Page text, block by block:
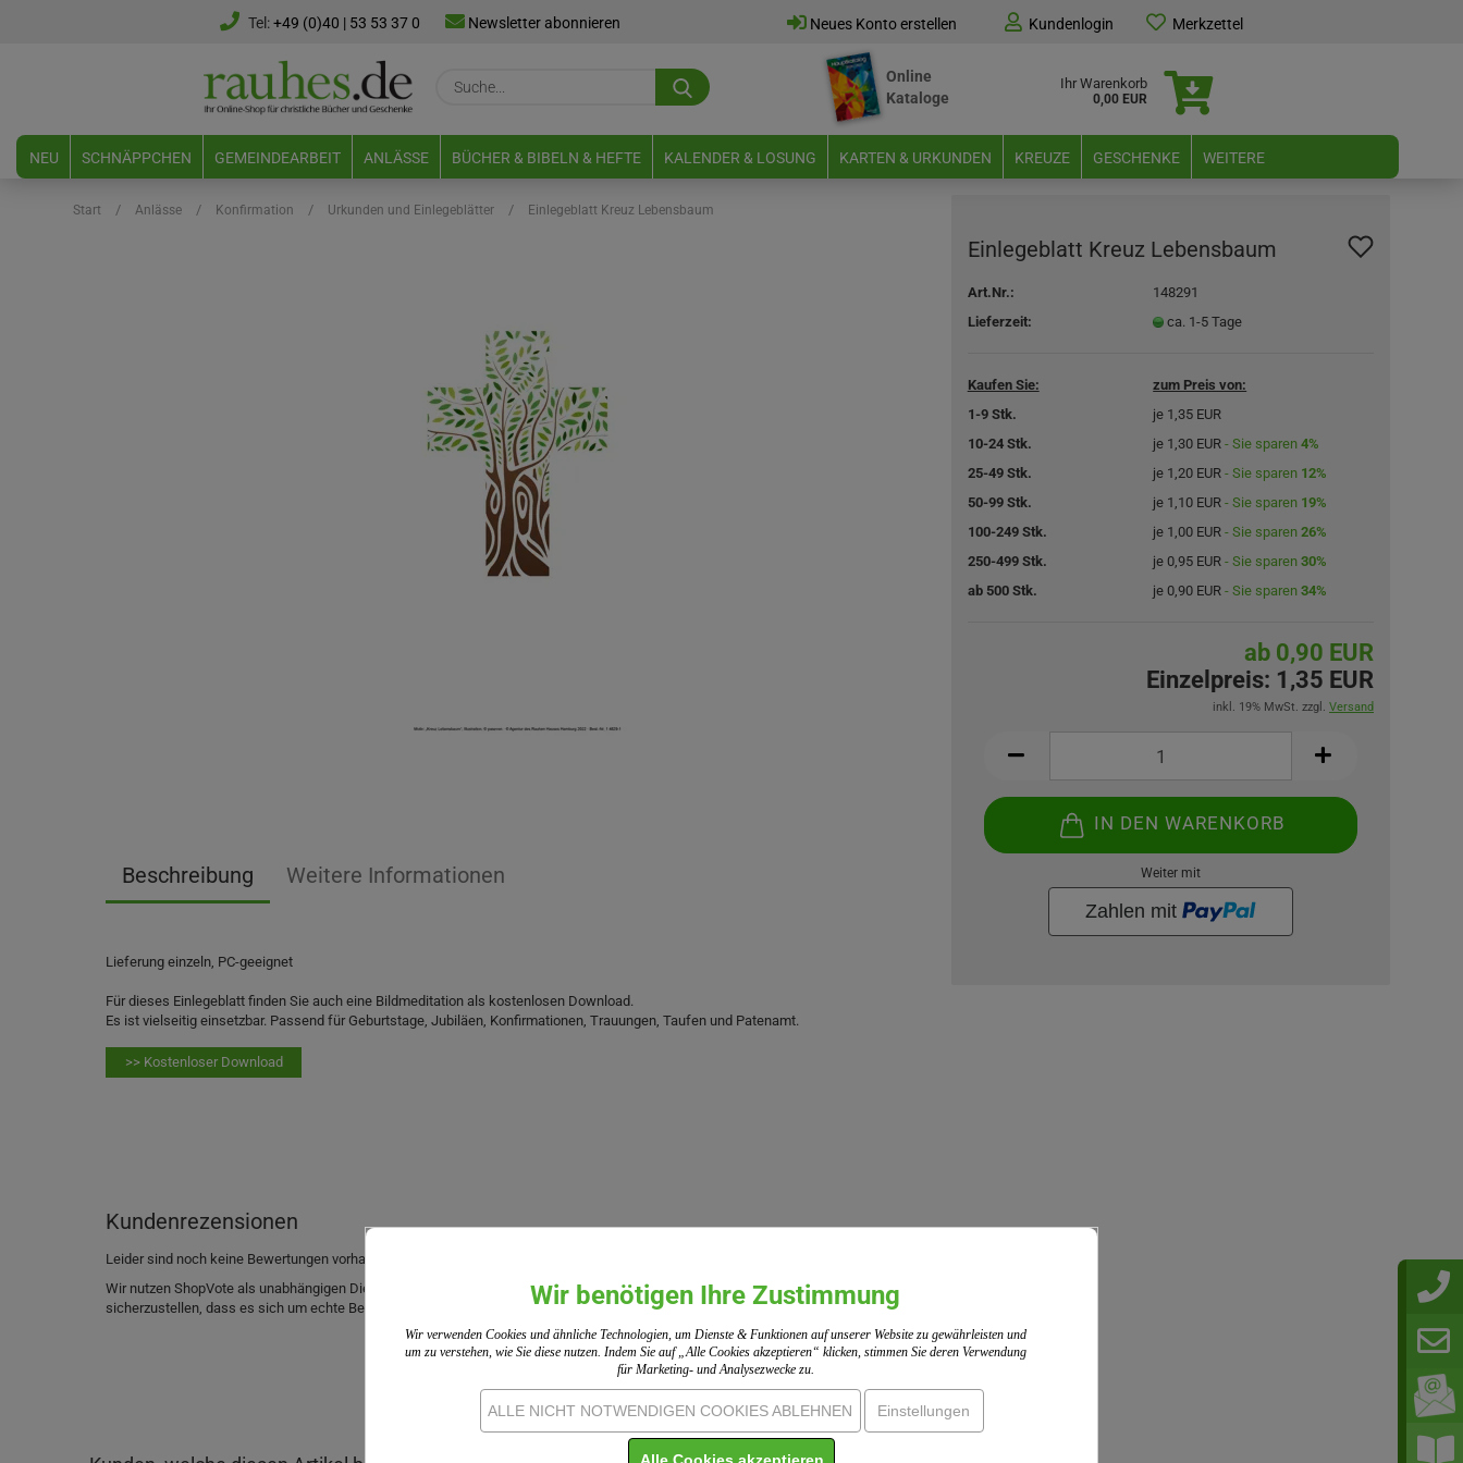
Tel:+49 (0)40 | 53 53 37 0 Newsletter abonnieren Neues Konto erstellen Kundenlogin Merkzettel
Suche...
Online
Kataloge
Ihr Warenkorb
0,00 EUR
NEU SCHNÄPPCHEN GEMEINDEARBEIT ANLÄSSE BÜCHER & BIBELN & HEFTE KALENDER & LOSUNG KARTEN & URKUNDEN KREUZE GESCHENKE WEITERE
Start / Anlässe / Konfirmation / Urkunden und Einlegeblätter / Einlegeblatt Kreuz Lebensbaum
Einlegeblatt Kreuz Lebensbaum
Art.Nr.:
148291
Lieferzeit:
ca. 1-5 Tage
Kaufen Sie:
zum Preis von:
1-9 Stk.
je 1,35 EUR
10-24 Stk.
je 1,30 EUR- Sie sparen4%
25-49 Stk.
je 1,20 EUR- Sie sparen 12%
50-99 Stk.
je 1,10 EUR- Sie sparen 19%
100-249 Stk.
je 1,00 EUR- Sie sparen26%
250-499 Stk.
je 0,95 EUR- Sie sparen30%
ab 500 Stk.
je 0,90 EUR- Sie sparen34%
ab 0,90 EUR
Einzelpreis: 1,35 EUR
inkl. 19% MwSt. zzgl. Versand
IN DEN WARENKORB
Weiter mit
Beschreibung Weitere Informationen
Lieferung einzeln, PC-geeignet
Für dieses Einlegeblatt finden Sie auch eine Bildmeditation als kostenlosen Download.
Es ist vielseitig einsetzbar. Passend für Geburtstage, Jubiläen, Konfirmationen, Trauungen, Taufen und Patenamt.
>> Kostenloser Download
Kundenrezensionen
Leider sind noch keine Bewertungen vorhanden. Seien Sie der Erste, der das Produkt bewertet.
Wir nutzen ShopVote als unabhängigen Dienstleister für die Einholung von Bewertungen. ShopVote hat Maßnahmen getroffen, um
sicherzustellen, dass es sich um echte Bewertungen handelt.
Mehr Informationen
IHRE MEINUNG
Wir benötigen Ihre Zustimmung
Wir verwenden Cookies und ähnliche Technologien, um Dienste & Funktionen auf unserer Website zu gewährleisten und
um zu verstehen, wie Sie diese nutzen. Indem Sie auf „Alle Cookies akzeptieren“ klicken, stimmen Sie deren Verwendung
für Marketing- und Analysezwecke zu.
ALLE NICHT NOTWENDIGEN COOKIES ABLEHNEN Einstellungen
Alle Cookies akzeptieren